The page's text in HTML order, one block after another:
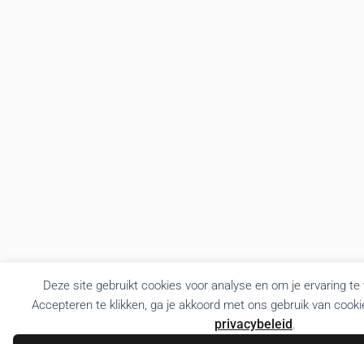
Deze site gebruikt cookies voor analyse en om je ervaring
Accepteren te klikken, ga je akkoord met ons gebruik van
privacybeleid.